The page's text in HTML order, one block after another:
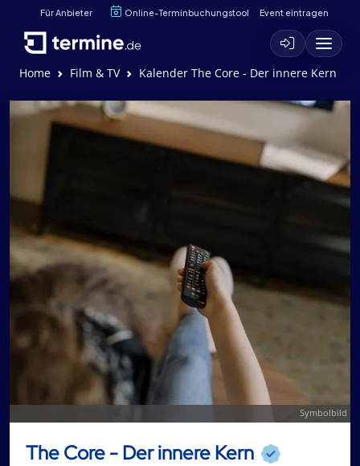
Für Anbieter Online-Terminbuchungstool Event eintragen
Home Film & TV Kalender The Core - Der innere Kern
Symbolbild
The Core - Der innere Kern